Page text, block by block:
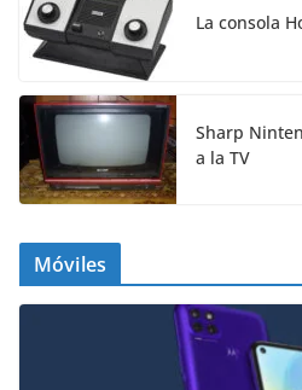
La consola
Sharp
a la TV
Móviles